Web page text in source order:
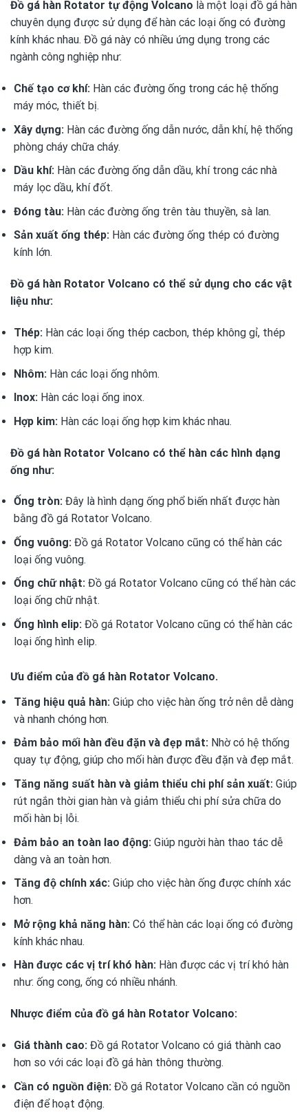
Đồ gá hàn Rotator tự động Volcano là một loại đồ gá hàn
chuyên dụng được sử dụng để hàn các loại ống có đường
kính khác nhau. Đồ gá này có nhiều ứng dụng trong các
ngành công nghiệp như:
Chế tạo cơ khí:Hàn các đường ống trong các hệ thống
máy móc, thiết bị.
Xây dựng:Hàn các đường ống dẫn nước, dẫn khí, hệ thống
phòng cháy chữa cháy.
Dầu khí:Hàn các đường ống dẫn dầu, khí trong các nhà
máy lọc dầu, khí đốt.
Đóng tàu:Hàn các đường ống trên tàu thuyền, sà lan.
Sản xuất ống thép:Hàn các đường ống thép có đường
kính lớn.
Đồ gá hàn Rotator Volcano có thể sử dụng cho các vật
liệu như:
Thép:Hàn các loại ống thép cacbon, thép không gỉ, thép
hợp kim.
Nhôm:Hàn các loại ống nhôm.
Inox:Hàn các loại ống inox.
Hợp kim:Hàn các loại ống hợp kim khác nhau.
Đồ gá hàn Rotator Volcano có thể hàn các hình dạng
ống như:
Ống tròn:Đây là hình dạng ống phổ biến nhất được hàn
bằng đồ gá Rotator Volcano.
Ống vuông:Đồ gá Rotator Volcano cũng có thể hàn các
loại ống vuông.
Ống chữ nhật:Đồ gá Rotator Volcano cũng có thể hàn các
loại ống chữ nhật.
Ống hình elip:Đồ gá Rotator Volcano cũng có thể hàn các
loại ống hình elip.
Ưu điểm của đồ gá hàn Rotator Volcano.
Tăng hiệu quả hàn:Giúp cho việc hàn ống trở nên dễ dàng
và nhanh chóng hơn.
Đảm bảo mối hàn đều đặn và đẹp mắt:Nhờ có hệ thống
quay tự động, giúp cho mối hàn được đều đặn và đẹp mắt.
Tăng năng suất hàn và giảm thiểu chi phí sản xuất:Giúp
rút ngắn thời gian hàn và giảm thiểu chi phí sửa chữa do
mối hàn bị lỗi.
Đảm bảo an toàn lao động:Giúp người hàn thao tác dễ
dàng và an toàn hơn.
Tăng độ chính xác:Giúp cho việc hàn ống được chính xác
hơn.
Mở rộng khả năng hàn:Có thể hàn các loại ống có đường
kính khác nhau.
Hàn được các vị trí khó hàn:Hàn được các vị trí khó hàn
như: ống cong, ống có nhiều nhánh.
Nhược điểm của đồ gá hàn Rotator Volcano:
Giá thành cao:Đồ gá Rotator Volcano có giá thành cao
hơn so với các loại đồ gá hàn thông thường.
Cần có nguồn điện:Đồ gá Rotator Volcano cần có nguồn
điện để hoạt động.